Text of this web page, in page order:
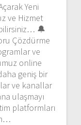
Yeni
ve Hizmet
🔔
Çözdürme
ve
online
geniş bir
ve kanallar
ulaşmayı
platformları